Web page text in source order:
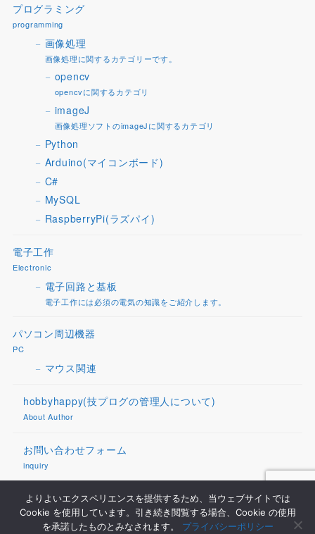
プログラミング
programming
画像処理
画像処理に関するカテゴリーです。
opencv
opencvに関するカテゴリ
imageJ
画像処理ソフトのimageJに関するカテゴリ
Python
Arduino(マイコンボード)
C#
MySQL
RaspberryPi(ラズパイ)
電子工作
Electronic
電子回路と基板
電子工作には必須の電気の知識をご紹介します。
パソコン周辺機器
PC
マウス関連
hobbyhappy(技プログの管理人について)
About Author
お問い合わせフォーム
inquiry
プライバシーポリシー
privacy policy
よりよいエクスペリエンスを提供するため、当ウェブサイトでは
Cookie を使用しています。引き続き閲覧する場合、Cookie の使用
を承諾したものとみなされます。 プライバシーポリシー